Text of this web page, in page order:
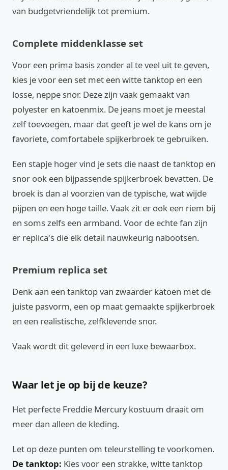
van budgetvriendelijk tot premium.
Complete middenklasse set
Voor een prima basis zonder al te veel uit te geven,
kies je voor een set met een witte tanktop en een
losse, neppe snor. Deze zijn vaak gemaakt van
polyester en katoenmix. De jeans moet je meestal
zelf toevoegen, maar dat geeft je wel de kans om je
favoriete, comfortabele spijkerbroek te gebruiken.
Een stapje hoger vind je sets die naast de tanktop en
snor ook een bijpassende spijkerbroek bevatten. De
broek is dan al voorzien van de typische, wat wijde
pijpen en een hoge taille. Vaak zit er ook een riem bij
en soms zelfs een armband. Voor de echte fan zijn
er replica's die elk detail nauwkeurig nabootsen.
Premium replica set
Denk aan een tanktop van zwaarder katoen met de
juiste pasvorm, een op maat gemaakte spijkerbroek
en een realistische, zelfklevende snor.
Vaak wordt dit geleverd in een luxe bewaarbox.
Waar let je op bij de keuze?
Het perfecte Freddie Mercury kostuum draait om
meer dan alleen de kleding.
Let op deze punten om teleurstelling te voorkomen.
De tanktop: Kies voor een strakke, witte tanktop